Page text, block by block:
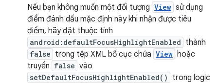
Nếu bạn không muốn một đối tượng View sử dụng
điểm đánh dấu mặc định này khi nhận được tiêu
điểm, hãy đặt thuộc tính
android:defaultFocusHighlightEnabled thành
false trong tệp XML bố cục chứa View hoặc
truyền false vào
setDefaultFocusHighlightEnabled()
trong logic